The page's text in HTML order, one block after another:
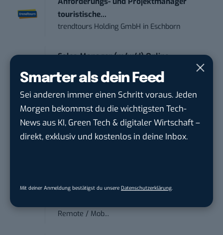
Smarter als dein Feed
Sei anderen immer einen Schritt voraus. Jeden
Morgen bekommst du die wichtigsten Tech-
News aus KI, Green Tech & digitaler Wirtschaft –
direkt, exklusiv und kostenlos in deine Inbox.
Mit deiner Anmeldung bestätigst du unsere Datenschutzerklärung.
touristische...
trendtours Holding GmbH in Eschborn
Sales-Manager (m/w/d) Online-
Marketing
.wtv Württemberger Medien GmbH & ...
Heilbronn, F...
Endpoint Security Engineer – OT (f/m/x)
ZEISSinOberkochen (Baden-Württemberg),
befristet aufgr...
Remote / Mob...